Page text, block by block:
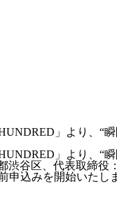
」より、“
」より、“
渋谷区、代表取締
申込みを開始いたし